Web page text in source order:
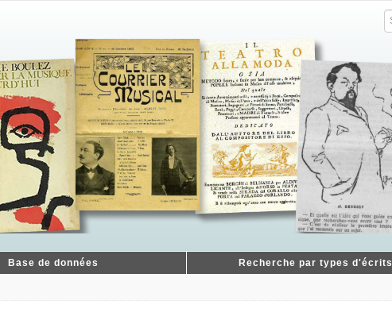
Base de données Recherche par types d'écrits